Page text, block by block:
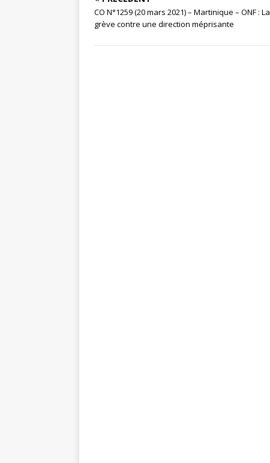
CO N°1259 (20 mars 2021) – Martinique – ONF : La
grève contre une direction méprisante